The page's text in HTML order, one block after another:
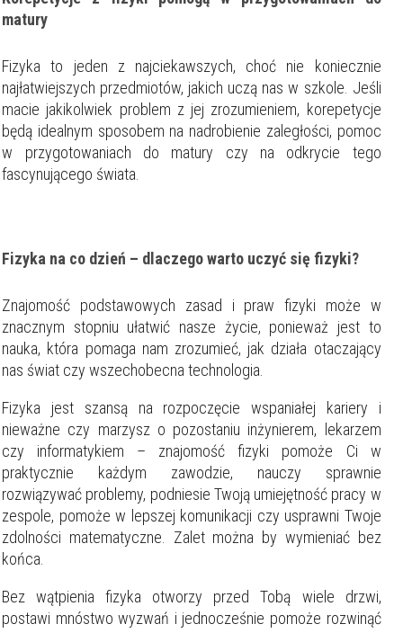
Szukaj w promieniu km
matury
Fizyka to jeden z najciekawszych, choć nie koniecznie
najłatwiejszych przedmiotów, jakich uczą nas w szkole. Jeśli
macie jakikolwiek problem z jej zrozumieniem, korepetycje
będą idealnym sposobem na nadrobienie zaległości, pomoc
w przygotowaniach do matury czy na odkrycie tego
fascynującego świata.
Fizyka na co dzień – dlaczego warto uczyć się fizyki?
Znajomość podstawowych zasad i praw fizyki może w
znacznym stopniu ułatwić nasze życie, ponieważ jest to
nauka, która pomaga nam zrozumieć, jak działa otaczający
nas świat czy wszechobecna technologia.
Fizyka jest szansą na rozpoczęcie wspaniałej kariery i
nieważne czy marzysz o pozostaniu inżynierem, lekarzem
czy informatykiem – znajomość fizyki pomoże Ci w
praktycznie każdym zawodzie, nauczy sprawnie
rozwiązywać problemy, podniesie Twoją umiejętność pracy w
zespole, pomoże w lepszej komunikacji czy usprawni Twoje
zdolności matematyczne. Zalet można by wymieniać bez
końca.
Bez wątpienia fizyka otworzy przed Tobą wiele drzwi,
postawi mnóstwo wyzwań i jednocześnie pomoże rozwinąć